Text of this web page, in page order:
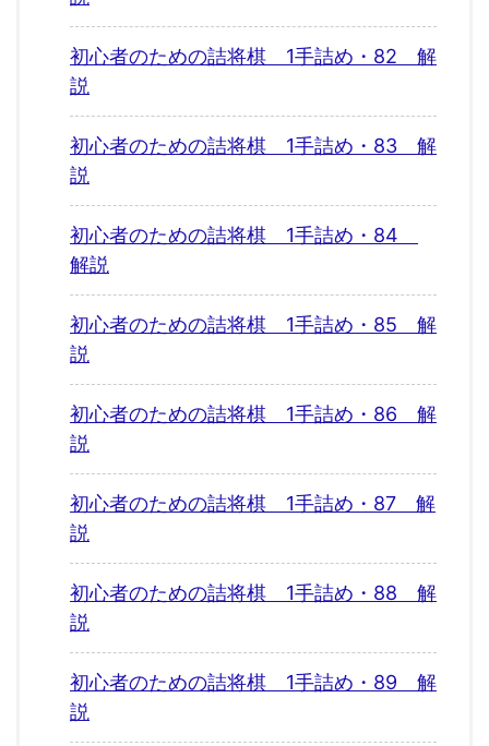
初心者のための詰将棋 1手詰め・82 解
説
初心者のための詰将棋 1手詰め・83 解
説
初心者のための詰将棋 1手詰め・84
解説
初心者のための詰将棋 1手詰め・85 解
説
初心者のための詰将棋 1手詰め・86 解
説
初心者のための詰将棋 1手詰め・87 解
説
初心者のための詰将棋 1手詰め・88 解
説
初心者のための詰将棋 1手詰め・89 解
説